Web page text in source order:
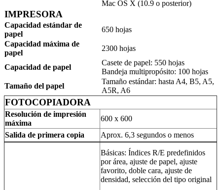
Mac OS X (10.9 o posterior)
IMPRESORA
Capacidad estándar de
papel
650 hojas
Capacidad máxima de
papel
2300 hojas
Capacidad de papel
Casete de papel: 550 hojas
Bandeja multipropósito: 100 hojas
Tamaño del papel
Tamaño estándar: hasta A4, B5, A5,
A5R, A6
FOTOCOPIADORA
Resolución de impresión
máxima
600 x 600
Salida de primera copia
Aprox. 6,3 segundos o menos
Básicas: Índices R/E predefinidos
por área, ajuste de papel, ajuste
favorito, doble cara, ajuste de
densidad, selección del tipo original